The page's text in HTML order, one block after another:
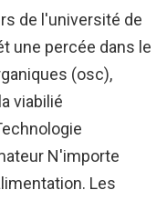
de l'université de
une percée dans le
(osc),
viabilié
N'importe
Les